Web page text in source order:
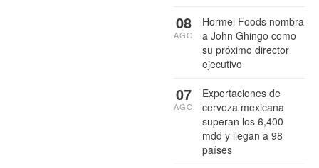
Hormel Foods nombra
a John Ghingo como
su próximo director
ejecutivo
08
AGO
Exportaciones de
cerveza mexicana
superan los 6,400
mdd y llegan a 98
países
07
AGO